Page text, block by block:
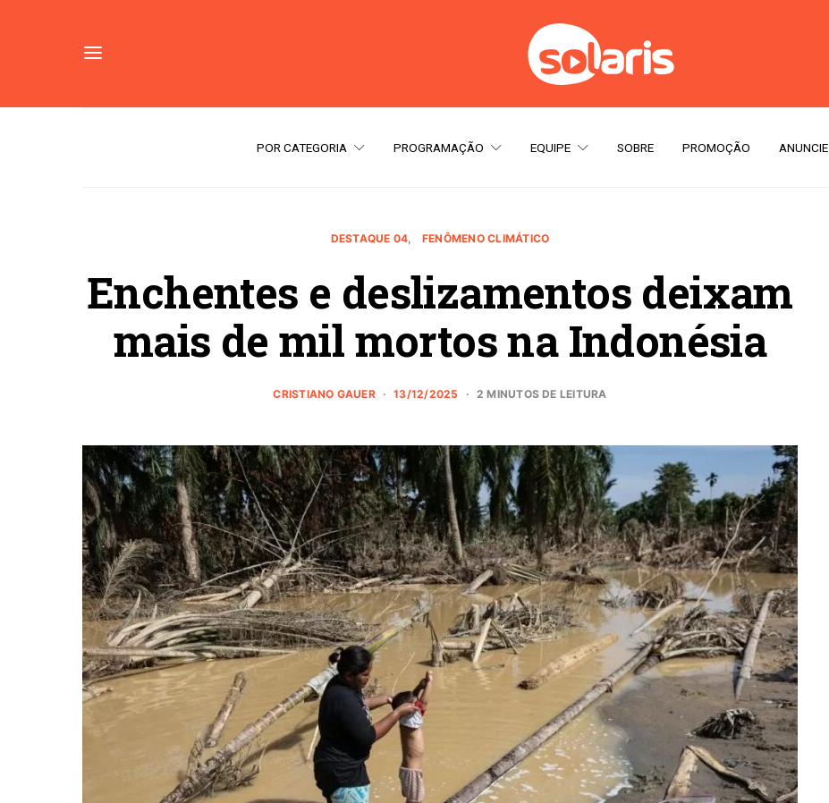
POR CATEGORIA PROGRAMAÇÃO EQUIPE SOBRE PROMOÇÃO ANUNCIE
DESTAQUE 04 FENÔMENO CLIMÁTICO
Enchentes e deslizamentos deixam
mais de mil mortos na Indonésia
CRISTIANO GAUER 13/12/2025 2 MINUTOS DE LEITURA